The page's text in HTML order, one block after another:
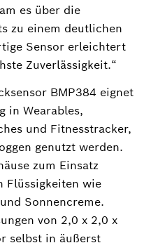
es über die
zu einem deutlichen
Sensor erleichtert
Zuverlässigkeit.“
BMP384 eignet
in Wearables,
und Fitnesstracker,
genutzt werden.
zum Einsatz
Flüssigkeiten wie
Sonnencreme.
von 2,0 x 2,0 x
selbst in äußerst